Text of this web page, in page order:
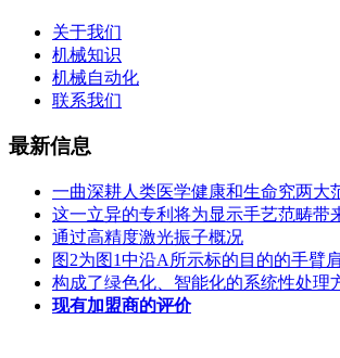
关于我们
机械知识
机械自动化
联系我们
最新信息
一曲深耕人类医学健康和生命究两大
这一立异的专利将为显示手艺范畴带
通过高精度激光振子概况
图2为图1中沿A所示标的目的的手臂
构成了绿色化、智能化的系统性处理
现有加盟商的评价